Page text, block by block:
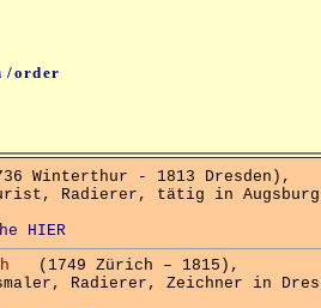
/order
Winterthur - 1813 Dresden),
Radierer, tätig in
HIER
(1749 Zürich – 1815),
Radierer, Zeichner in